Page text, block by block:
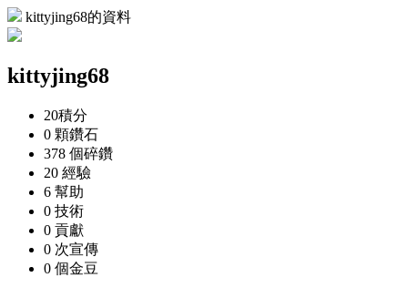
kittyjing68的資料
kittyjing68
20積分
0 顆鑽石
378 個碎鑽
20 經驗
6 幫助
0 技術
0 貢獻
0 次宣傳
0 個金豆